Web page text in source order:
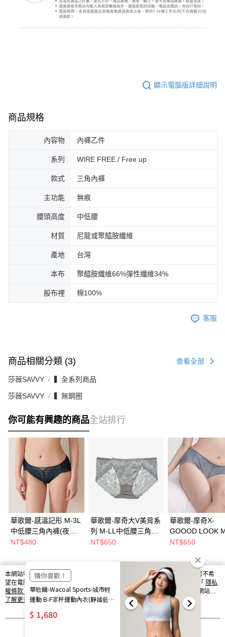
顯示電腦版詳細說明
商品規格
內容物 內褲乙件
系列 WIRE FREE / Free up
款式 三角內褲
主功能 無痕
腰頭高度 中低腰
材質 尼龍或聚醯胺纖維
產地 台灣
本布 聚醯胺纖維66%彈性纖維34%
股布裡 棉100%
客服
商品相關分類 (3) 查看全部
莎薇SAVVY ▍全系列商品
莎薇SAVVY ▍無鋼圈
你可能有興趣的商品全站排行
華歌爾-感溫記形 M-3L
中低腰三角內褲(夜幕
橄欖) NS8124K1
NT$480
華歌爾-摩奇大V美背系
列 M-LL中低腰三角內
褲(霧欖綠) ZS3272K3
NT$650
華歌爾-摩奇X-
GOOOD LOOK
中低腰三角褲(變
NT$650
熱門標籤
本網站中使用 cookie，欲查詢有關本網站使用 cookie 方式之詳情，及若您不希
望在電腦上使用 cookie 時應如何變更電腦的 cookie 設定，請參閱本網站「 隱私
權條款
」之 Cookie 聲明。您繼續使用本網站即表示您同意本公司得按本網站使
用條款之 Cookie 聲明使用 cookie。
了解更多 >